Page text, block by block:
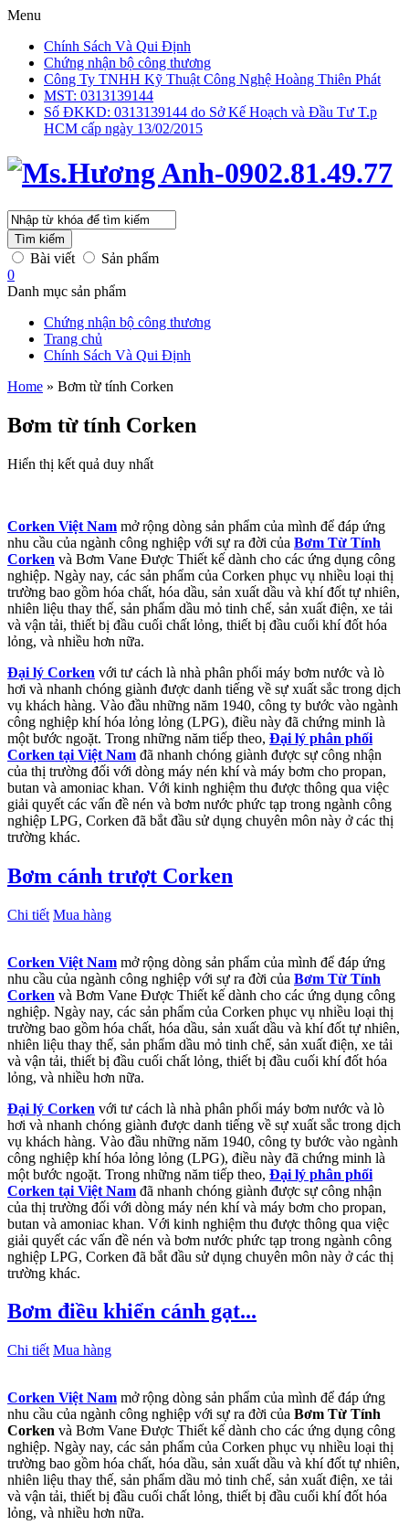
Menu
Chính Sách Và Qui Định
Chứng nhận bộ công thương
Công Ty TNHH Kỹ Thuật Công Nghệ Hoàng Thiên Phát
MST: 0313139144
Số ĐKKD: 0313139144 do Sở Kế Hoạch và Đầu Tư T.p
HCM cấp ngày 13/02/2015
Tìm kiếm
Bài viết
Sản phẩm
0
Danh mục sản phẩm
Chứng nhận bộ công thương
Trang chủ
Chính Sách Và Qui Định
Home » Bơm từ tính Corken
Bơm từ tính Corken
Hiển thị kết quả duy nhất
Corken Việt Nam mở rộng dòng sản phẩm của mình để đáp ứng
nhu cầu của ngành công nghiệp với sự ra đời của Bơm Từ Tính
Corken và Bơm Vane Được Thiết kế dành cho các ứng dụng công
nghiệp. Ngày nay, các sản phẩm của Corken phục vụ nhiều loại thị
trường bao gồm hóa chất, hóa dầu, sản xuất dầu và khí đốt tự nhiên,
nhiên liệu thay thế, sản phẩm dầu mỏ tinh chế, sản xuất điện, xe tải
và vận tải, thiết bị đầu cuối chất lỏng, thiết bị đầu cuối khí đốt hóa
lỏng, và nhiều hơn nữa.
Đại lý Corken với tư cách là nhà phân phối máy bơm nước và lò
hơi và nhanh chóng giành được danh tiếng về sự xuất sắc trong dịch
vụ khách hàng. Vào đầu những năm 1940, công ty bước vào ngành
công nghiệp khí hóa lỏng lỏng (LPG), điều này đã chứng minh là
một bước ngoặt. Trong những năm tiếp theo, Đại lý phân phối
Corken tại Việt Nam đã nhanh chóng giành được sự công nhận
của thị trường đối với dòng máy nén khí và máy bơm cho propan,
butan và amoniac khan. Với kinh nghiệm thu được thông qua việc
giải quyết các vấn đề nén và bơm nước phức tạp trong ngành công
nghiệp LPG, Corken đã bắt đầu sử dụng chuyên môn này ở các thị
trường khác.
Bơm cánh trượt Corken
Chi tiết Mua hàng
Corken Việt Nam mở rộng dòng sản phẩm của mình để đáp ứng
nhu cầu của ngành công nghiệp với sự ra đời của Bơm Từ Tính
Corken và Bơm Vane Được Thiết kế dành cho các ứng dụng công
nghiệp. Ngày nay, các sản phẩm của Corken phục vụ nhiều loại thị
trường bao gồm hóa chất, hóa dầu, sản xuất dầu và khí đốt tự nhiên,
nhiên liệu thay thế, sản phẩm dầu mỏ tinh chế, sản xuất điện, xe tải
và vận tải, thiết bị đầu cuối chất lỏng, thiết bị đầu cuối khí đốt hóa
lỏng, và nhiều hơn nữa.
Đại lý Corken với tư cách là nhà phân phối máy bơm nước và lò
hơi và nhanh chóng giành được danh tiếng về sự xuất sắc trong dịch
vụ khách hàng. Vào đầu những năm 1940, công ty bước vào ngành
công nghiệp khí hóa lỏng lỏng (LPG), điều này đã chứng minh là
một bước ngoặt. Trong những năm tiếp theo, Đại lý phân phối
Corken tại Việt Nam đã nhanh chóng giành được sự công nhận
của thị trường đối với dòng máy nén khí và máy bơm cho propan,
butan và amoniac khan. Với kinh nghiệm thu được thông qua việc
giải quyết các vấn đề nén và bơm nước phức tạp trong ngành công
nghiệp LPG, Corken đã bắt đầu sử dụng chuyên môn này ở các thị
trường khác.
Bơm điều khiển cánh gạt...
Chi tiết Mua hàng
Corken Việt Nam mở rộng dòng sản phẩm của mình để đáp ứng
nhu cầu của ngành công nghiệp với sự ra đời của Bơm Từ Tính
Corken và Bơm Vane Được Thiết kế dành cho các ứng dụng công
nghiệp. Ngày nay, các sản phẩm của Corken phục vụ nhiều loại thị
trường bao gồm hóa chất, hóa dầu, sản xuất dầu và khí đốt tự nhiên,
nhiên liệu thay thế, sản phẩm dầu mỏ tinh chế, sản xuất điện, xe tải
và vận tải, thiết bị đầu cuối chất lỏng, thiết bị đầu cuối khí đốt hóa
lỏng, và nhiều hơn nữa.